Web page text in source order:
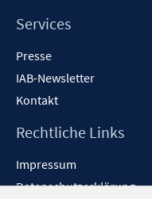
Services
Presse
IAB-Newsletter
Kontakt
Rechtliche Links
Impressum
Datenschutzerklärung